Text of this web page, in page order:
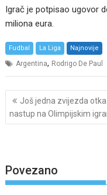
Igrač je potpisao ugovor
miliona eura.
Fudbal La Liga Najnovije
Argentina, Rodrigo De Paul
Post
navigation
Još jedna zvijezda
nastup na Olimpijskim
Povezano